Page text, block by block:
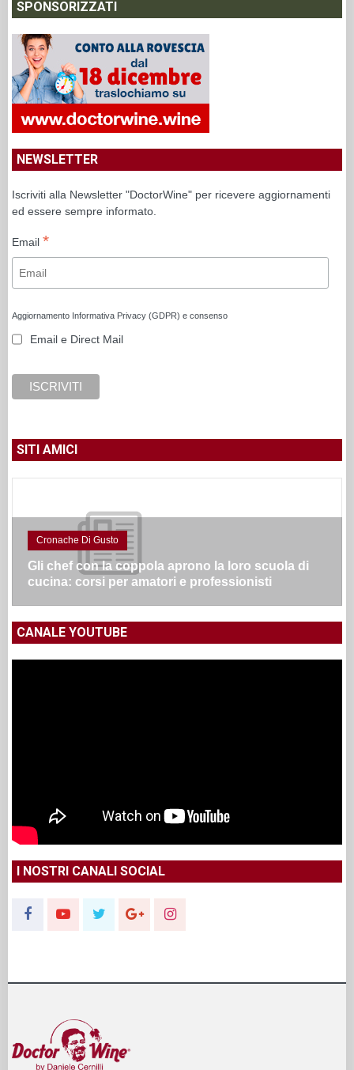
SPONSORIZZATI
NEWSLETTER
Iscriviti alla Newsletter "DoctorWine" per ricevere aggiornamenti
ed essere sempre informato.
Email *
Aggiornamento Informativa Privacy (GDPR) e consenso
Email e Direct Mail
SITI AMICI
Cronache Di Gusto
Gli chef con la coppola aprono la loro scuola di
cucina: corsi per amatori e professionisti
CANALE YOUTUBE
I NOSTRI CANALI SOCIAL